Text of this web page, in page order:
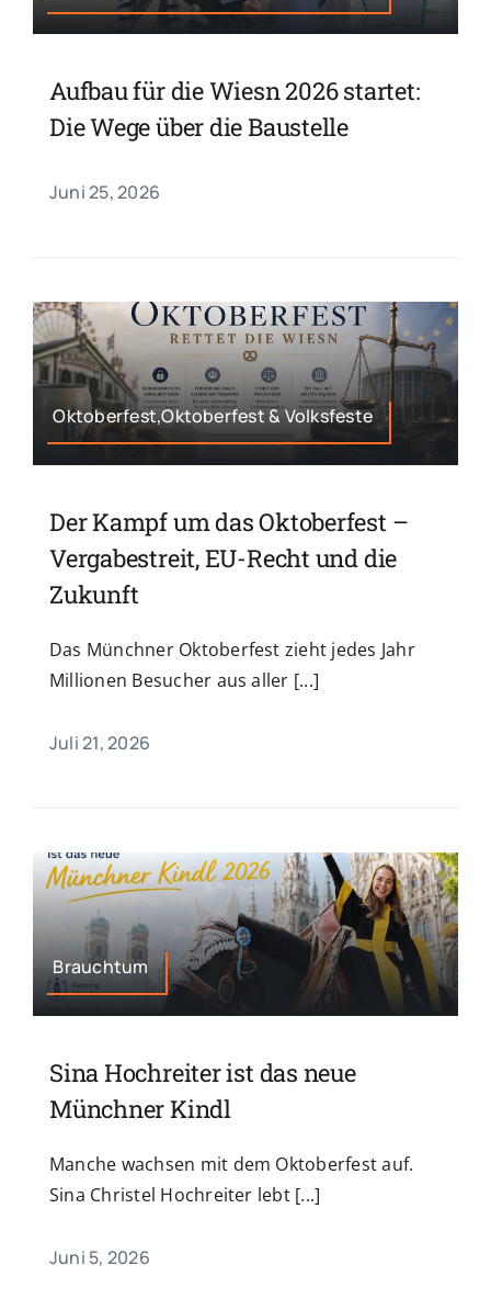
Aufbau für die Wiesn 2026 startet:
Die Wege über die Baustelle
Juni 25, 2026
Oktoberfest,Oktoberfest & Volksfeste
Der Kampf um das Oktoberfest –
Vergabestreit, EU-Recht und die
Zukunft
Das Münchner Oktoberfest zieht jedes Jahr
Millionen Besucher aus aller [...]
Juli 21, 2026
Brauchtum
Sina Hochreiter ist das neue
Münchner Kindl
Manche wachsen mit dem Oktoberfest auf.
Sina Christel Hochreiter lebt [...]
Juni 5, 2026